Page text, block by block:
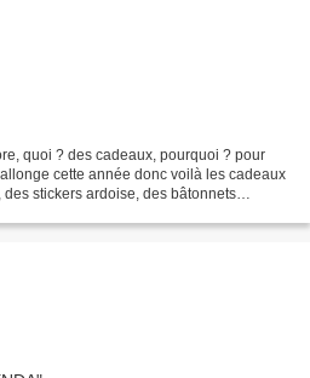
quoi ? des cadeaux, pourquoi ? pour
cette année donc voilà les cadeaux
stickers ardoise, des bâtonnets